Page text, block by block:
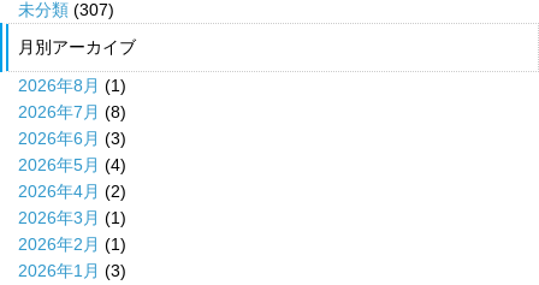
未分類 (307)
月別アーカイブ
2026年8月 (1)
2026年7月 (8)
2026年6月 (3)
2026年5月 (4)
2026年4月 (2)
2026年3月 (1)
2026年2月 (1)
2026年1月 (3)